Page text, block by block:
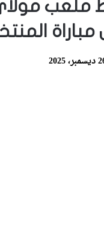
ملعب مولاي
مباراة